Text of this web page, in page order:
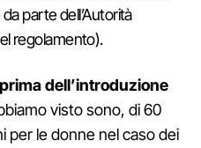
parte dell’Autorità
regolamento).
dell’introduzione
visto sono, di 60
per le donne nel caso dei